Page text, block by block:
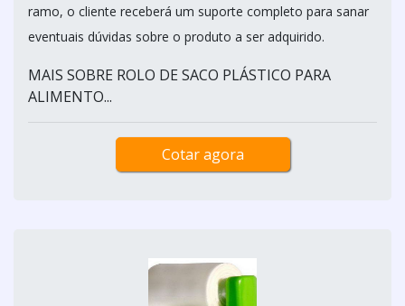
ramo, o cliente receberá um suporte completo para sanar
eventuais dúvidas sobre o produto a ser adquirido.
MAIS SOBRE ROLO DE SACO PLÁSTICO PARA
ALIMENTO...
Cotar agora